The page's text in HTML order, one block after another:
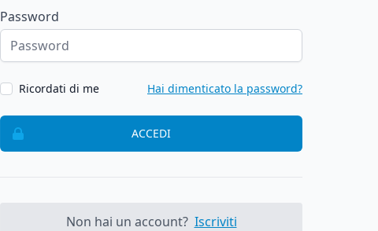
Password
Ricordati di me Hai dimenticato la password?
ACCEDI
Non hai un account? Iscriviti